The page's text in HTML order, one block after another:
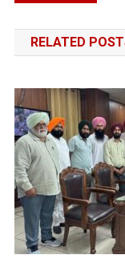
RELATED